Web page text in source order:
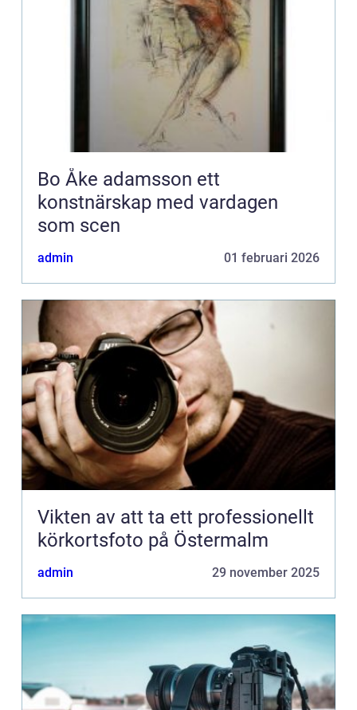
Bo Åke adamsson ett
konstnärskap med vardagen
som scen
admin 01 februari 2026
Vikten av att ta ett professionellt
körkortsfoto på Östermalm
admin 29 november 2025